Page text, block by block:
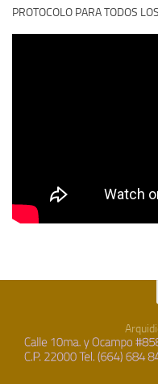
PROTOCOLO PARA TODOS